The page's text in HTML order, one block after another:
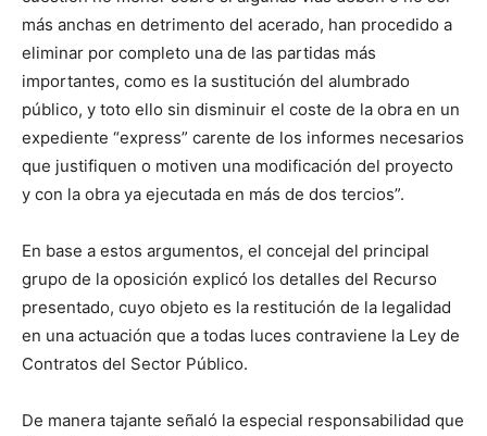
más anchas en detrimento del acerado, han procedido a
eliminar por completo una de las partidas más
importantes, como es la sustitución del alumbrado
público, y toto ello sin disminuir el coste de la obra en un
expediente “express” carente de los informes necesarios
que justifiquen o motiven una modificación del proyecto
y con la obra ya ejecutada en más de dos tercios”.
En base a estos argumentos, el concejal del principal
grupo de la oposición explicó los detalles del Recurso
presentado, cuyo objeto es la restitución de la legalidad
en una actuación que a todas luces contraviene la Ley de
Contratos del Sector Público.
De manera tajante señaló la especial responsabilidad que